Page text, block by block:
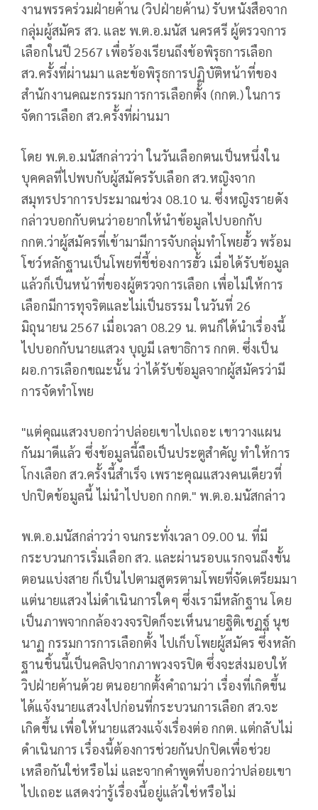
งานพรรคร่วมฝ่ายค้าน (วิปฝ่ายค้าน) รับหนังสือจาก
กลุ่มผู้สมัคร สว. และ พ.ต.อ.มนัส นครศรี ผู้ตรวจการ
เลือกในปี 2567 เพื่อร้องเรียนถึงข้อพิรุธการเลือก
สว.ครั้งที่ผ่านมา และข้อพิรุธการปฏิบัติหน้าที่ของ
สำนักงานคณะกรรมการการเลือกตั้ง (กกต.) ในการ
จัดการเลือก สว.ครั้งที่ผ่านมา
โดย พ.ต.อ.มนัสกล่าวว่า ในวันเลือกตนเป็นหนึ่งใน
บุคคลที่ไปพบกับผู้สมัครรับเลือก สว.หญิงจาก
สมุทรปราการประมาณช่วง 08.10 น. ซึ่งหญิงรายดัง
กล่าวบอกกับตนว่าอยากให้นำข้อมูลไปบอกกับ
กกต.ว่าผู้สมัครที่เข้ามามีการจับกลุ่มทำโพยฮั้ว พร้อม
โชว์หลักฐานเป็นโพยที่ชี้ช่องการฮั้ว เมื่อได้รับข้อมูล
แล้วก็เป็นหน้าที่ของผู้ตรวจการเลือก เพื่อไม่ให้การ
เลือกมีการทุจริตและไม่เป็นธรรม ในวันที่ 26
มิถุนายน 2567 เมื่อเวลา 08.29 น. ตนก็ได้นำเรื่องนี้
ไปบอกกับนายแสวง บุญมี เลขาธิการ กกต. ซึ่งเป็น
ผอ.การเลือกขณะนั้น ว่าได้รับข้อมูลจากผู้สมัครว่ามี
การจัดทำโพย
"แต่คุณแสวงบอกว่าปล่อยเขาไปเถอะ เขาวางแผน
กันมาดีแล้ว ซึ่งข้อมูลนี้ถือเป็นประตูสําคัญ ทำให้การ
โกงเลือก สว.ครั้งนี้สำเร็จ เพราะคุณแสวงคนเดียวที่
ปกปิดข้อมูลนี้ ไม่นำไปบอก กกต." พ.ต.อ.มนัสกล่าว
พ.ต.อ.มนัสกล่าวว่า จนกระทั่งเวลา 09.00 น. ที่มี
กระบวนการเริ่มเลือก สว. และผ่านรอบแรกจนถึงขั้น
ตอนแบ่งสาย ก็เป็นไปตามสูตรตามโพยที่จัดเตรียมมา
แต่นายแสวงไม่ดำเนินการใดๆ ซึ่งเรามีหลักฐาน โดย
เป็นภาพจากกล้องวงจรปิดก็จะเห็นนายฐิติเชฏฐ์ นุช
นาฏ กรรมการการเลือกตั้ง ไปเก็บโพยผู้สมัคร ซึ่งหลัก
ฐานชิ้นนี้เป็นคลิปจากภาพวงจรปิด ซึ่งจะส่งมอบให้
วิปฝ่ายค้านด้วย ตนอยากตั้งคำถามว่า เรื่องที่เกิดขึ้น
ได้แจ้งนายแสวงไปก่อนที่กระบวนการเลือก สว.จะ
เกิดขึ้น เพื่อให้นายแสวงแจ้งเรื่องต่อ กกต. แต่กลับไม่
ดำเนินการ เรื่องนี้ต้องการช่วยกันปกปิดเพื่อช่วย
เหลือกันใช่หรือไม่ และจากคำพูดที่บอกว่าปล่อยเขา
ไปเถอะ แสดงว่ารู้เรื่องนี้อยู่แล้วใช่หรือไม่